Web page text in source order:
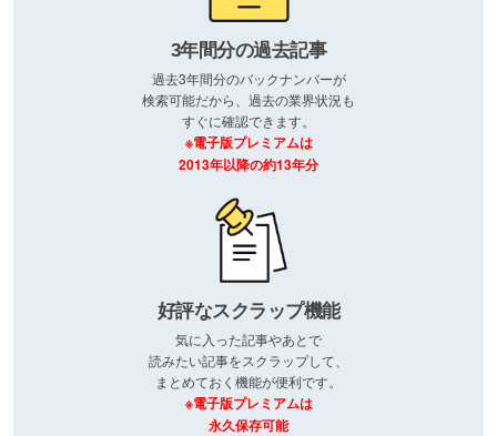
3年間分の過去記事
過去3年間分のバックナンバーが
検索可能だから、過去の業界状況も
すぐに確認できます。
※電子版プレミアムは
2013年以降の約13年分
好評なスクラップ機能
気に入った記事やあとで
読みたい記事をスクラップして、
まとめておく機能が便利です。
※電子版プレミアムは
永久保存可能